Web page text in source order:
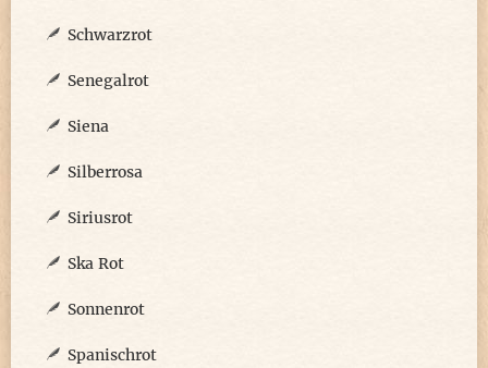
Schwarzrot
Senegalrot
Siena
Silberrosa
Siriusrot
Ska Rot
Sonnenrot
Spanischrot